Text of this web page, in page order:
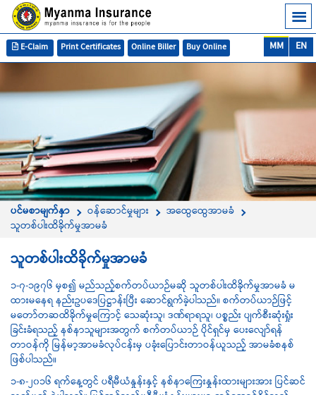
EN
MM
Buy Online
Online Biller
Print Certificates
E-Claim
ပင်မစာမျက်နှာ ဝန်ဆောင်မှုများ
အထွေထွေအာမခံ
သူတစ်ပါးထိခိုက်မှုအာမခံ
သူတစ်ပါးထိခိုက်မှုအာမခံ
၁-၇-၁၉၇၆ မှစ၍ မည်သည့်စက်တပ်ယာဉ်မဆို သူတစ်ပါးထိခိုက်မှုအာမခံ မ
ထားမနေရ နည်းဥပဒေပြဋ္ဌာန်းပြီး ဆောင်ရွက်ခဲ့ပါသည်။ စက်တပ်ယာဉ်ဖြင့်
မတော်တဆထိခိုက်မှုကြောင့် သေဆုံးသူ၊ ဒဏ်ရာရသူ၊ ပစ္စည်း ပျက်စီးဆုံးရှုံး
ခြင်းခံရသည့် နစ်နာသူများအတွက် စက်တပ်ယာဉ် ပိုင်ရှင်မှ ပေးလျော်ရန်
တာဝန်ကို မြန်မာ့အာမခံလုပ်ငန်းမှ ပခုံးပြောင်းတာဝန်ယူသည့် အာမခံစနစ်
ဖြစ်ပါသည်။
၁-၈-၂၀၁၆ ရက်နေ့တွင် ပရီမီယံနှုန်းနှင့် နစ်နာကြေးနှုန်းထားများအား ပြင်ဆင်